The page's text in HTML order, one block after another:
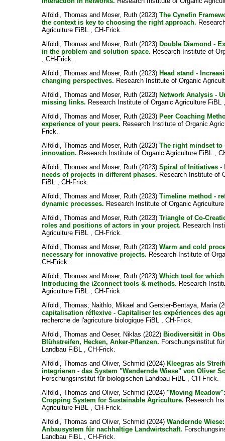
Alföldi, Thomas and Moser, Ruth (2023)The Cynefin
the context is key to choosing the right approach.
Agriculture FiBL , CH-Frick.
Alföldi, Thomas and Moser, Ruth (2023) Double Diamond -
in the problem and solution space. Research Institute of
, CH-Frick.
Alföldi, Thomas and Moser, Ruth (2023) Head stand -
changing perspectives. Research Institute of Organic
Alföldi, Thomas and Moser, Ruth (2023) Network Analysis -
missing links. Research Institute of Organic Agriculture FiBL
Alföldi, Thomas and Moser, Ruth (2023) Peer Coaching
experience of your peers. Research Institute of Organic
Frick.
Alföldi, Thomas and Moser, Ruth (2023)The right mindset
innovation. Research Institute of Organic Agriculture FiBL ,
Alföldi, Thomas and Moser, Ruth (2023)Spiral of Initiatives -
needs of projects in different phases. Research Institute of
FiBL , CH-Frick.
Alföldi, Thomas and Moser, Ruth (2023)Timeline method -
dynamic processes. Research Institute of Organic
Alföldi, Thomas and Moser, Ruth (2023)Triangle of Co-
roles and positions of actors in your project. Research
Agriculture FiBL , CH-Frick.
Alföldi, Thomas and Moser, Ruth (2023)Warm and cold
necessary for innovative projects. Research Institute of
CH-Frick.
Alföldi, Thomas and Moser, Ruth (2023)Which tool for
Introducing the i2connect tools & methods. Research
Agriculture FiBL , CH-Frick.
Alföldi, Thomas; Naithlo, Mikael andGerster-Bentaya, Maria
capitalisation réflexive - Capitaliser les expériences des
recherche de l'agricuture biologique FiBL , CH-Frick.
Alföldi, Thomas andOeser, Niklas (2022) Biodiversität in
Blühstreifen, Hecken, Anker-Pflanzen. Forschungsinstitut
Landbau FiBL , CH-Frick.
Alföldi, Thomas andOliver, Schmid (2024) Kleegras als
integrieren - das System "Wandernde Wiese" von Oliver
Forschungsinstitut für biologischen Landbau FiBL , CH-Frick.
Alföldi, Thomas andOliver, Schmid (2024)"Moving
Cropping System for Sustainable Agriculture. Research
Agriculture FiBL , CH-Frick.
Alföldi, Thomas andOliver, Schmid (2024)Wandernde
Anbausystem für nachhaltige Landwirtschaft.
Landbau FiBL , CH-Frick.